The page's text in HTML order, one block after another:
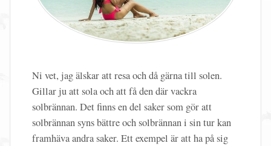
Ni vet, jag älskar att resa och då gärna till solen.
Gillar ju att sola och att få den där vackra
solbrännan. Det finns en del saker som gör att
solbrännan syns bättre och solbrännan i sin tur kan
framhäva andra saker. Ett exempel är att ha på sig